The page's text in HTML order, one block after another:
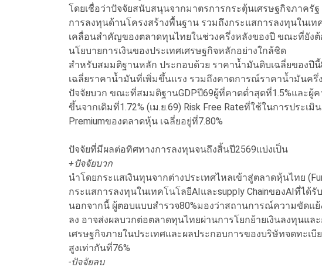
โดยเชื่อว่าปัจจัยสนับสนุนจากมาตรการกระตุ้นเศรษฐกิจภาครั
การลงทุนด้านโครงสร้างพื้นฐาน รวมถึงกระแสการลงทุนในเท
เคลื่อนสำคัญของตลาดทุนไทยในช่วงครึ่งหลังของปี ขณะที่ยังต้
นโยบายการเงินของประเทศเศรษฐกิจหลักอย่างใกล้ชิด
สำหรับสมมติฐานหลัก ประกอบด้วย ราคาน้ำมันดิบเฉลี่ยของปีนี้
เฉลี่ยราคาน้ำมันที่เพิ่มขึ้นแรง รวมถึงคาดการณ์ราคาน้ำมันครึ่
ปัจจัยบวก ขณะที่สมมติฐานGDPปี69ผู้ที่คาดต่ำสุดที่1.5%และผู้ค
ขึ้นจากเดิมที่1.72% (เม.ย.69) Risk Free Rateที่ใช้ในการประเ
Premiumของตลาดหุ้น เฉลี่ยอยู่ที่7.80%
ปัจจัยที่มีผลต่อทิศทางการลงทุนจนถึงสิ้นปี2569แบ่งเป็น
+ปัจจัยบวก
นำโดยกระแสเงินทุนจากต่างประเทศไหลเข้าสู่ตลาดหุ้นไทย
กระแสการลงทุนในเทคโนโลยีAIและsupply ChainของAIที่ได้รั
นอกจากนี้ ผู้ตอบแบบสำรวจ80%มองว่าสถานการณ์ความขัดแย้
ลง อาจส่งผลบวกต่อตลาดทุนไทยผ่านการโยกย้ายเงินลงทุนแ
เศรษฐกิจภายในประเทศและผลประกอบการของบริษัทจดทะเ
สูงเท่ากันที่76%
-ปัจจัยลบ